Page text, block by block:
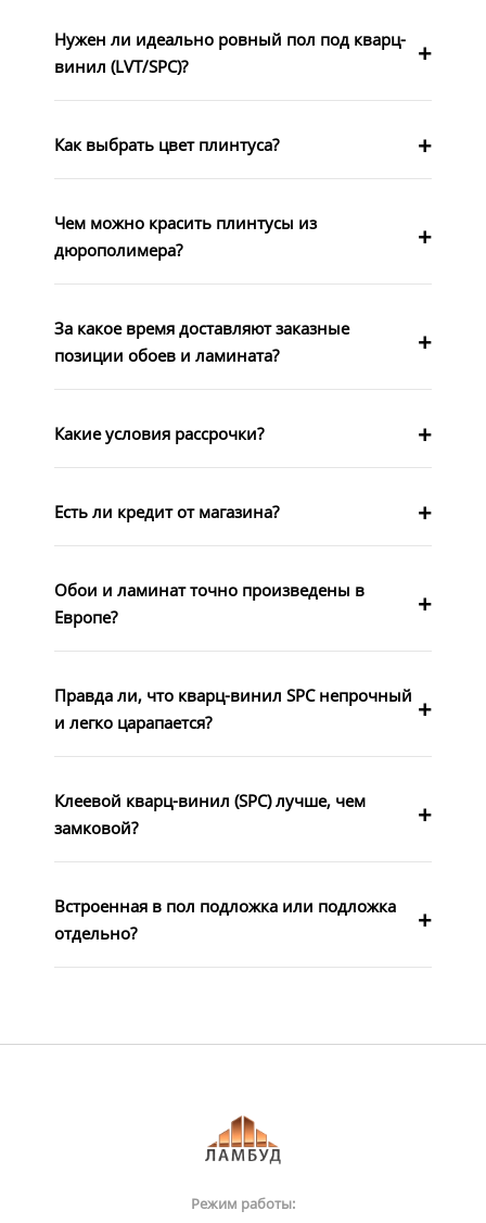
Нужен ли идеально ровный пол под кварц-
винил (LVT/SPC)?
Как выбрать цвет плинтуса?
Чем можно красить плинтусы из
дюрополимера?
За какое время доставляют заказные
позиции обоев и ламината?
Какие условия рассрочки?
Есть ли кредит от магазина?
Обои и ламинат точно произведены в
Европе?
Правда ли, что кварц-винил SPC непрочный
и легко царапается?
Клеевой кварц-винил (SPC) лучше, чем
замковой?
Встроенная в пол подложка или подложка
отдельно?
Режим работы: